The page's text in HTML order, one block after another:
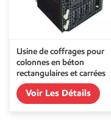
Usine de coffrages pour
colonnes en béton
rectangulaires et carrées
Voir Les Détails